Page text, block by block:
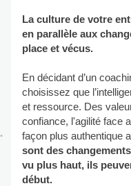
La culture de votre
en parallèle aux
place et vécus.
En décidant d’un
choisissez que
et ressource. Des
confiance, l'agilité face
façon plus authentique
sont des
vu plus haut, ils
début.